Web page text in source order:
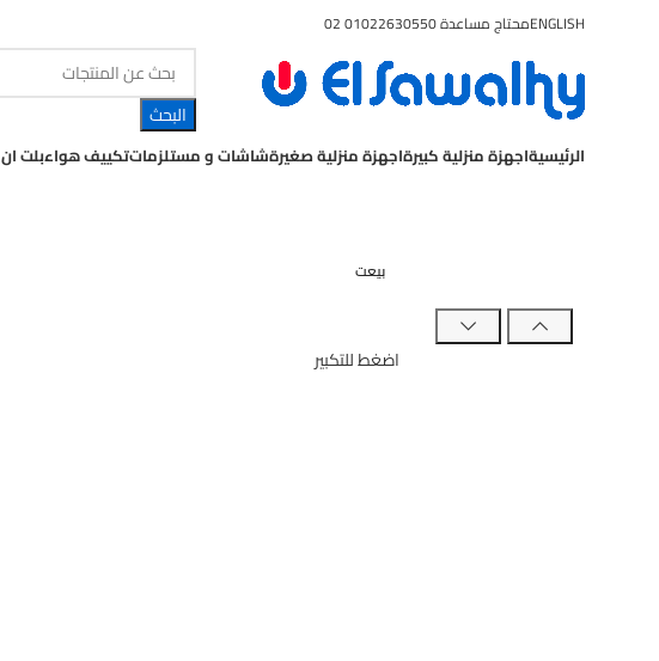
ENGLISHمحتاج مساعدة 01022630550 02
البحث
الرئيسيةاجهزة منزلية كبيرةاجهزة منزلية صغيرةشاشات و مستلزماتتكييف هواءبلت ان
بيعت
اضغط للتكبير